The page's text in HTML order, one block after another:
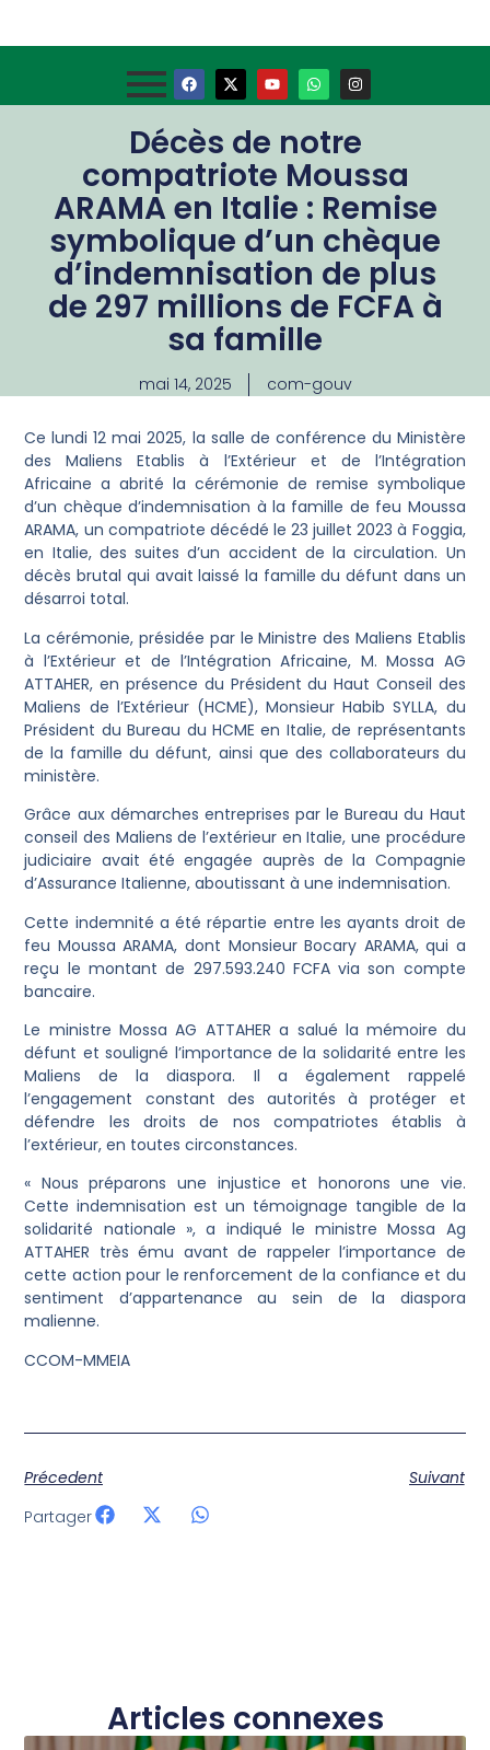
Décès de notre
compatriote Moussa
ARAMA en Italie : Remise
symbolique d’un chèque
d’indemnisation de plus
de 297 millions de FCFA à
sa famille
mai 14, 2025 com-gouv
Ce lundi 12 mai 2025, la salle de conférence du Ministère
des Maliens Etablis à l’Extérieur et de l’Intégration
Africaine a abrité la cérémonie de remise symbolique
d’un chèque d’indemnisation à la famille de feu Moussa
ARAMA, un compatriote décédé le 23 juillet 2023 à Foggia,
en Italie, des suites d’un accident de la circulation. Un
décès brutal qui avait laissé la famille du défunt dans un
désarroi total.
La cérémonie, présidée par le Ministre des Maliens Etablis
à l’Extérieur et de l’Intégration Africaine, M. Mossa AG
ATTAHER, en présence du Président du Haut Conseil des
Maliens de l’Extérieur (HCME), Monsieur Habib SYLLA, du
Président du Bureau du HCME en Italie, de représentants
de la famille du défunt, ainsi que des collaborateurs du
ministère.
Grâce aux démarches entreprises par le Bureau du Haut
conseil des Maliens de l’extérieur en Italie, une procédure
judiciaire avait été engagée auprès de la Compagnie
d’Assurance Italienne, aboutissant à une indemnisation.
Cette indemnité a été répartie entre les ayants droit de
feu Moussa ARAMA, dont Monsieur Bocary ARAMA, qui a
reçu le montant de 297.593.240 FCFA via son compte
bancaire.
Le ministre Mossa AG ATTAHER a salué la mémoire du
défunt et souligné l’importance de la solidarité entre les
Maliens de la diaspora. Il a également rappelé
l’engagement constant des autorités à protéger et
défendre les droits de nos compatriotes établis à
l’extérieur, en toutes circonstances.
« Nous préparons une injustice et honorons une vie.
Cette indemnisation est un témoignage tangible de la
solidarité nationale », a indiqué le ministre Mossa Ag
ATTAHER très ému avant de rappeler l’importance de
cette action pour le renforcement de la confiance et du
sentiment d’appartenance au sein de la diaspora
malienne.
CCOM-MMEIA
Précedent
Suivant
Partager
Articles connexes